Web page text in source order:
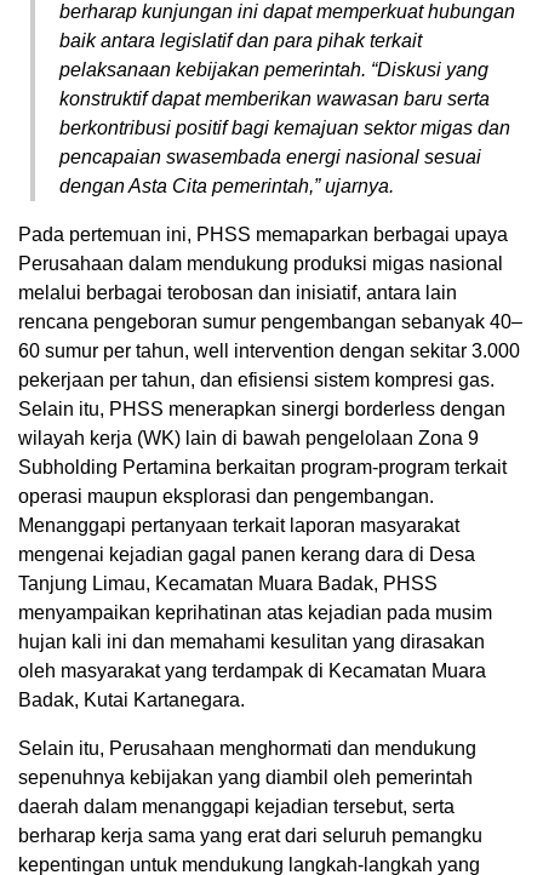
berharap kunjungan ini dapat memperkuat hubungan
baik antara legislatif dan para pihak terkait
pelaksanaan kebijakan pemerintah. “Diskusi yang
konstruktif dapat memberikan wawasan baru serta
berkontribusi positif bagi kemajuan sektor migas dan
pencapaian swasembada energi nasional sesuai
dengan Asta Cita pemerintah,” ujarnya.
Pada pertemuan ini, PHSS memaparkan berbagai upaya
Perusahaan dalam mendukung produksi migas nasional
melalui berbagai terobosan dan inisiatif, antara lain
rencana pengeboran sumur pengembangan sebanyak 40–
60 sumur per tahun, well intervention dengan sekitar 3.000
pekerjaan per tahun, dan efisiensi sistem kompresi gas.
Selain itu, PHSS menerapkan sinergi borderless dengan
wilayah kerja (WK) lain di bawah pengelolaan Zona 9
Subholding Pertamina berkaitan program-program terkait
operasi maupun eksplorasi dan pengembangan.
Menanggapi pertanyaan terkait laporan masyarakat
mengenai kejadian gagal panen kerang dara di Desa
Tanjung Limau, Kecamatan Muara Badak, PHSS
menyampaikan keprihatinan atas kejadian pada musim
hujan kali ini dan memahami kesulitan yang dirasakan
oleh masyarakat yang terdampak di Kecamatan Muara
Badak, Kutai Kartanegara.
Selain itu, Perusahaan menghormati dan mendukung
sepenuhnya kebijakan yang diambil oleh pemerintah
daerah dalam menanggapi kejadian tersebut, serta
berharap kerja sama yang erat dari seluruh pemangku
kepentingan untuk mendukung langkah-langkah yang